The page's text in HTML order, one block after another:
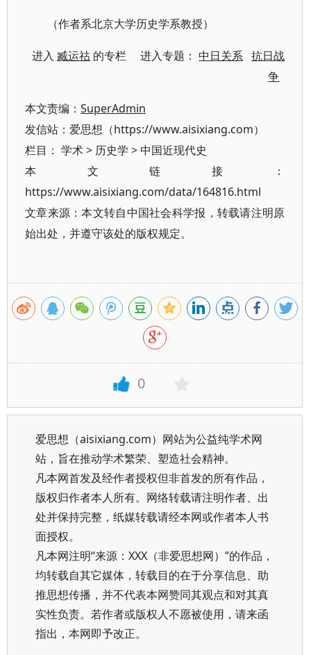
（作者系北京大学历史学系教授）
进入臧运祜 的专栏 进入专题：中日关系 抗日战
争
本文责编： SuperAdmin
发信站：爱思想（https://www.aisixiang.com）
栏目： 学术> 历史学 >中国近现代史
本文链接：
https://www.aisixiang.com/data/164816.html
文章来源：本文转自中国社会科学报，转载请注明原
始出处，并遵守该处的版权规定。
0
爱思想（aisixiang.com）网站为公益纯学术网
站，旨在推动学术繁荣、塑造社会精神。
凡本网首发及经作者授权但非首发的所有作品，
版权归作者本人所有。网络转载请注明作者、出
处并保持完整，纸媒转载请经本网或作者本人书
面授权。
凡本网注明“来源：XXX（非爱思想网）”的作品，
均转载自其它媒体，转载目的在于分享信息、助
推思想传播，并不代表本网赞同其观点和对其真
实性负责。若作者或版权人不愿被使用，请来函
指出，本网即予改正。